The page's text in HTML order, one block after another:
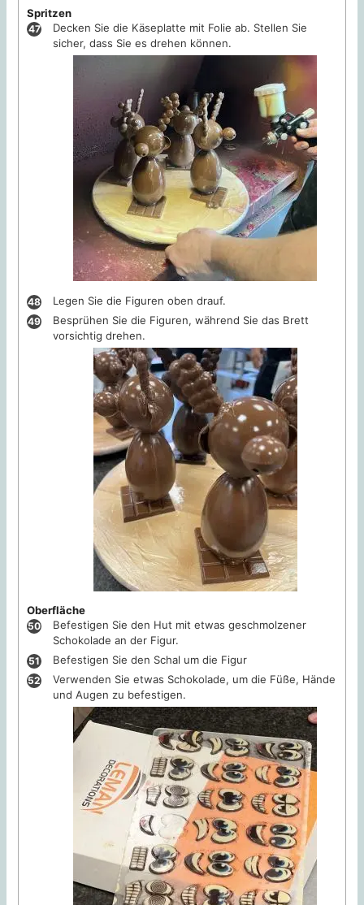
Spritzen
Decken Sie die Käseplatte mit Folie ab. Stellen Sie
sicher, dass Sie es drehen können.
Legen Sie die Figuren oben drauf.
Besprühen Sie die Figuren, während Sie das Brett
vorsichtig drehen.
Oberfläche
Befestigen Sie den Hut mit etwas geschmolzener
Schokolade an der Figur.
Befestigen Sie den Schal um die Figur
Verwenden Sie etwas Schokolade, um die Füße, Hände
und Augen zu befestigen.